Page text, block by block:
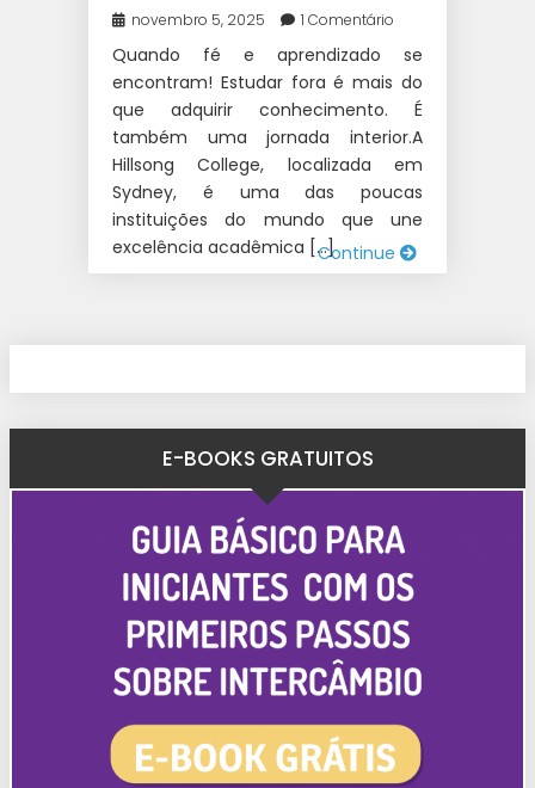
INTERCÂMBIO |INTERCÂMBIO
WEST 1 INTERCÂMBIO
novembro 5, 2025 1 Comentário
Quando fé e aprendizado se
encontram! Estudar fora é mais do
que adquirir conhecimento. É
também uma jornada interior.A
Hillsong College, localizada em
Sydney, é uma das poucas
instituições do mundo que une
excelência acadêmica […]Continue
E-BOOKS GRATUITOS